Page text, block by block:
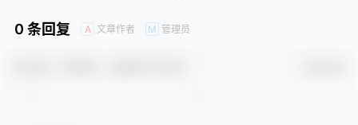
0 条回复 A 文章作者 M 管理员